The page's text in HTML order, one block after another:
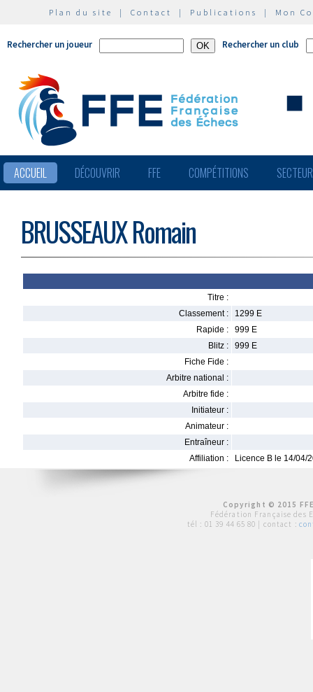
Plan du site | Contact | Publications | Mon
Rechercher un joueur Rechercher un club
ACCUEIL DÉCOUVRIR FFE COMPÉTITIONS
BRUSSEAUX Romain
Titre :
Classement :
1299 E
Rapide :
999 E
Blitz :
999 E
Fiche Fide :
Arbitre national :
Arbitre fide :
Initiateur :
Animateur :
Entraîneur :
Affiliation :
Licence B le 14/04/
Copyright © 2015
Fédération Française des
tél : 01 39 44 65 80 | contact :